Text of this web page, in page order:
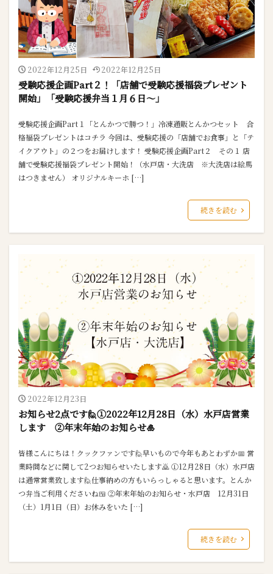
2022年12月25日 2022年12月25日
受験応援企画Part２！「店舗で受験応援福袋プレゼント
開始」「受験応援弁当１月６日～」
受験応援企画Part１「とんかつで勝つ！」冷凍通販とんかつセット 合
格福袋プレゼントはコチラ 今回は、受験応援の「店舗でお食事」と「テ
イクアウト」の２つをお届けします！ 受験応援企画Part２ その１ 店
舗で受験応援福袋プレゼント開始！（水戸店・大洗店 ※大洗店は絵馬
はつきません） オリジナルキーホ […]
続きを読む
2022年12月23日
お知らせ2点です🙋①2022年12月28日（水）水戸店営業
します ②年末年始のお知らせ🎍
皆様こんにちは！クックファンです🙋早いもので今年もあとわずか📅 営
業時間などに関して2つお知らせいたします🙇 ①12月28日（水）水戸店
は通常営業致します🙋仕事納めの方もいらっしゃると思います。とんか
つ弁当ご利用くださいね🍱 ②年末年始のお知らせ・水戸店 12月31日
（土）1月1日（日）お休みをいた […]
続きを読む